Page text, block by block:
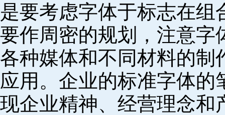
是要考虑字体于标志在
要作周密的规划，注意字
各种媒体和不同材料的制
应用。企业的标准字体
现企业精神、经营理念和